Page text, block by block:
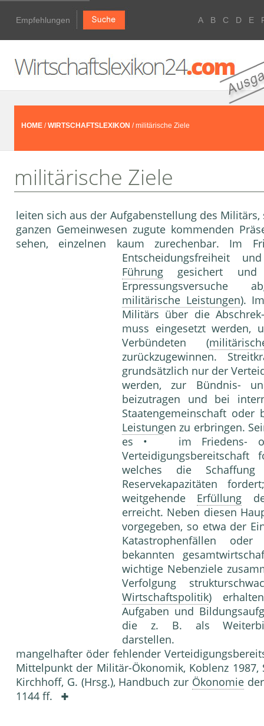
Empfehlungen A B C D E
HOME /WIRTSCHAFTSLEXIKON / militärische Ziele
militärische Ziele
leiten sich aus der Aufgabenstellung des
ganzen Gemeinwesen zugute kommenden
sehen, einzelnen kaum zurechenbar. Im
Entscheidungsfreiheit
Führung gesichert
militärische Leistungen).
Militärs über die
muss eingesetzt werden,
Verbündeten (
zurückzugewinnen.
grundsätzlich nur der
werden, zur Bündnis-
beizutragen und bei
Staatengemeinschaft oder
Leistungen zu erbringen.
es • im Friedens-
welches die
Reservekapazitäten
weitgehende Erfüllung
erreicht. Neben diesen
vorgegeben, so etwa der
Katastrophenfällen
bekannten
wichtige Nebenziele
Verfolgung
Wirtschaftspolitik)
Aufgaben und
die z. B. als
darstellen.
mangelhafter öder fehlender
Mittelpunkt der Militär-Ökonomik, Koblenz
Kirchhoff, G. (Hrsg.), Handbuch zur Ökonomie
1144 ff.